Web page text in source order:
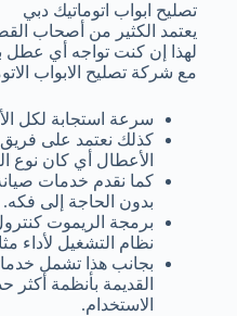
تصليح ابواب اتوماتيك دبي
يعتمد الكثير من أصحاب
لهذا إن كنت تواجه أي عطل
مع شركة تصليح الابواب
سرعة استجابة لكل
كذلك نعتمد على
الأعطال أي كان نوع
كما نقدم خدمات
بدون الحاجة إلى فكه.
برمجة الريموت
نظام التشغيل لأداء
بجانب هذا تشمل
القديمة بأنظمة أكثر
الاستخدام.